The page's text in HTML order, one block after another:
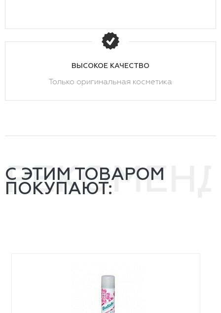
ВЫСОКОЕ КАЧЕСТВО
Только оригинальная косметика
С ЭТИМ ТОВАРОМ
ПОКУПАЮТ: